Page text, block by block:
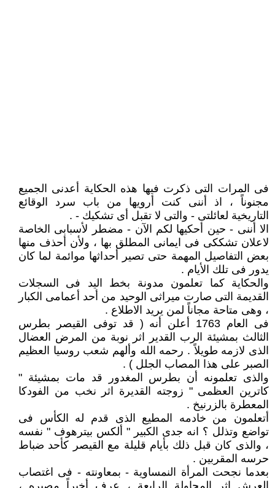
فى المرات التى ذكرت فيها هذه الحكاية أعدنى الجميع
مجنوناً ، اذ أننى كنت أرويها من باب سرد الوقائع
التاريخية لعائلتى - والتى لا تقبل أى تشكيك - .
الا أننى - حين أحكيها لكم الآن - مضطر لأسبابى الخاصة
لاعلان تشككى فى ايمانى المطلق بها ، ولأن أحذف منها
بعض التفاصيل المهمة حتى تصير أحداثها موائمة لما كان
يدور فى تلك الأيام .
والحكاية كما تعلمون مدونة بخط اليد فى السجلات
القديمة التى صارت ميراثى الوحيد من أحد أعمامى الكبار
، وهى متاحة مجاناً لمن يريد الاطلاع .
فى العام 1763 أعلن أنه ( قد توفى القيصر بطرس
الثالث بمشيئة الرب القدير اثر نوبة من المرض العضال
الذى لازمه طويلاً . رحمه الله وألهم شعب روسيا العظيم
الصبر على هذا المصاب الجلل ) .
والذى تعلمونه أن بطرس المغدور قد مات بمشيئة "
كاترين العظمى " زوجته القديرة اثر نخب من الفودكا
المعطرة بالزرنيخ .
أتعلمون من خادمه المطيع الذى قدم له الكأس فى
تواضع وتذلل ؟ انه جدى الكبير " ألكس بيترهوف " نفسه
، والذى كان قبل ذلك بأيام قليلة مع القيصر كأحد ضباط
حرسه المقربين .
بعدما نجحت المرأة النمساوية - بمعاونته - فى اغتصاب